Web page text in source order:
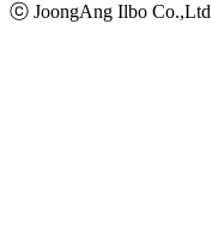
ⓒ JoongAng Ilbo Co.,Ltd